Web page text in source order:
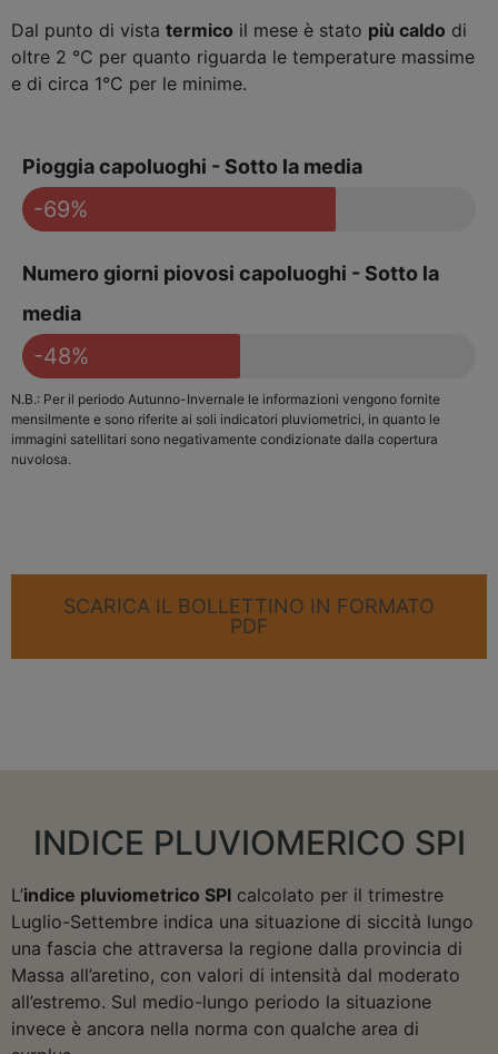
Dal punto di vista termico il mese è stato più caldo di
oltre 2 °C per quanto riguarda le temperature massime
e di circa 1°C per le minime.
Pioggia capoluoghi - Sotto la media
-69%
Numero giorni piovosi capoluoghi - Sotto la
media
-48%
N.B.: Per il periodo Autunno-Invernale le informazioni vengono fornite
mensilmente e sono riferite ai soli indicatori pluviometrici, in quanto le
immagini satellitari sono negativamente condizionate dalla copertura
nuvolosa.
SCARICA IL BOLLETTINO IN FORMATO
PDF
INDICE PLUVIOMERICO SPI
L’indice pluviometrico SPI calcolato per il trimestre
Luglio-Settembre indica una situazione di siccità lungo
una fascia che attraversa la regione dalla provincia di
Massa all’aretino, con valori di intensità dal moderato
all’estremo. Sul medio-lungo periodo la situazione
invece è ancora nella norma con qualche area di